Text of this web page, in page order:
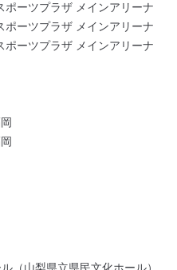
ーツプラザ メインアリーナ
ーツプラザ メインアリーナ
ーツプラザ メインアリーナ